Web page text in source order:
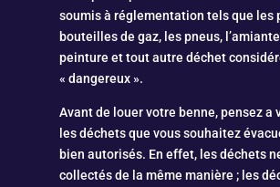
soumis à réglementation tels que les
bouteilles de gaz, les pneus,
peinture et tout autre déchet
« dangereux ».
Avant de louer votre benne, pensez a
les déchets que vous souhaitez
bien autorisés. En effet, les déchets
collectés de la même manière ; les